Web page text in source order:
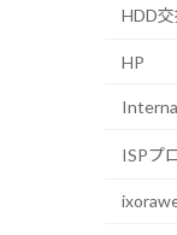
HDD
HP
ISPプ